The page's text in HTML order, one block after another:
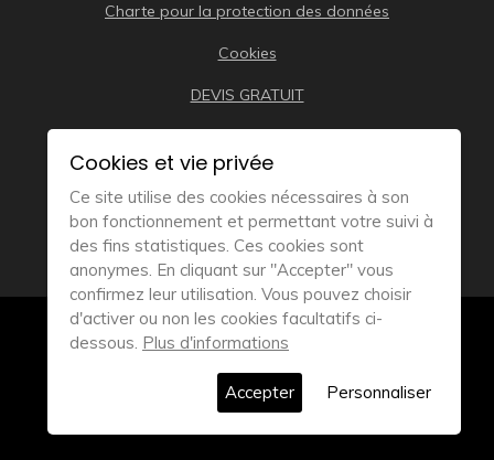
Charte pour la protection des données
Cookies
DEVIS GRATUIT
© 2019 Remorque Bateau Distribution – Tous droits
Cookies et vie privée
Ce site utilise des cookies nécessaires à son
bon fonctionnement et permettant votre suivi à
des fins statistiques. Ces cookies sont
anonymes. En cliquant sur "Accepter" vous
confirmez leur utilisation. Vous pouvez choisir
d'activer ou non les cookies facultatifs ci-
dessous. Plus d'informations
Accepter Personnaliser